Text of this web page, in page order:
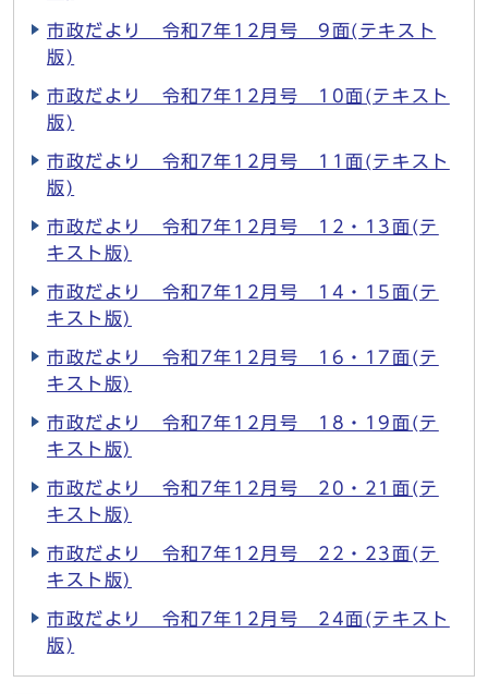
市政だより 令和7年12月号 9面(テキスト
版)
市政だより 令和7年12月号 10面(テキスト
版)
市政だより 令和7年12月号 11面(テキスト
版)
市政だより 令和7年12月号 12・13面(テ
キスト版)
市政だより 令和7年12月号 14・15面(テ
キスト版)
市政だより 令和7年12月号 16・17面(テ
キスト版)
市政だより 令和7年12月号 18・19面(テ
キスト版)
市政だより 令和7年12月号 20・21面(テ
キスト版)
市政だより 令和7年12月号 22・23面(テ
キスト版)
市政だより 令和7年12月号 24面(テキスト
版)